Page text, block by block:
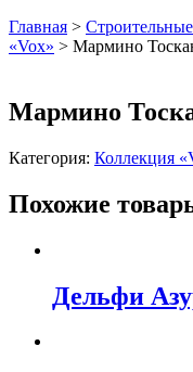
Главная >
«Vox» > Мармино
Мармино
Категория: Коллекция
Похожие
Дельфи